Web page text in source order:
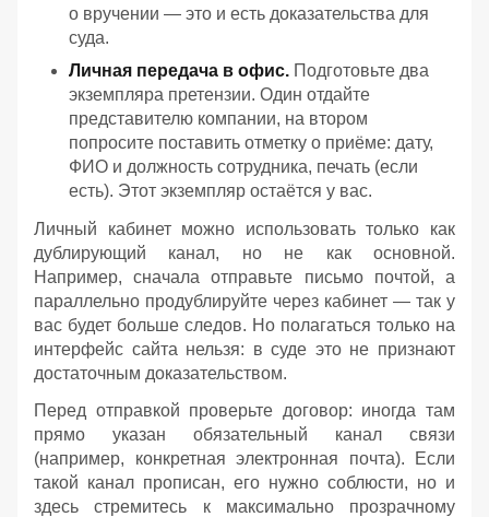
о вручении — это и есть доказательства для
суда.
Личная передача в офис. Подготовьте два
экземпляра претензии. Один отдайте
представителю компании, на втором
попросите поставить отметку о приёме: дату,
ФИО и должность сотрудника, печать (если
есть). Этот экземпляр остаётся у вас.
Личный кабинет можно использовать только как
дублирующий канал, но не как основной.
Например, сначала отправьте письмо почтой, а
параллельно продублируйте через кабинет — так у
вас будет больше следов. Но полагаться только на
интерфейс сайта нельзя: в суде это не признают
достаточным доказательством.
Перед отправкой проверьте договор: иногда там
прямо указан обязательный канал связи
(например, конкретная электронная почта). Если
такой канал прописан, его нужно соблюсти, но и
здесь стремитесь к максимально прозрачному